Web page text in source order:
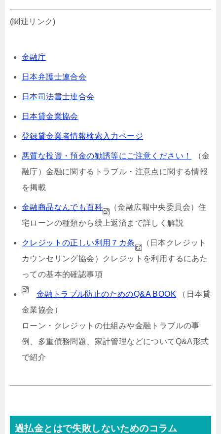
(関連リンク)
金融庁
日本弁護士連合会
日本司法書士連合会
日本貸金業協会
登録貸金業者情報検索入力ページ
悪質な投資・預金の勧誘等にご注意ください！
（金
融庁）⾦融に関するトラブル・注意点に関する情報
を掲載
金融商品なんでも百科 （金融広報中央委員会）住
宅ローンの種類から繰上返済まで詳しく解説
クレジットの正しい利用７カ条
（日本クレジット
カウンセリング協会）
クレジットを利用するにあた
っての基本的確認事項
金融トラブル防止のためのQ&A BOOK
（日本貸
金業協会）
ローン・クレジットの仕組みや金融トラブルの事
例、多重債務問題、家計管理などについてQ&A形式
で紹介
過払金とはで失敗しないためのコラム